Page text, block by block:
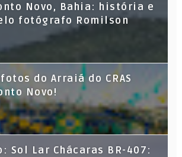
Novo, Bahia: história e
fotógrafo Romilson
do Arraiá do CRAS
Novo!
Sol Lar Chácaras BR-407: